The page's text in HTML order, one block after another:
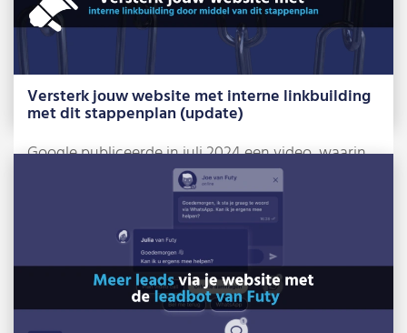
Versterk jouw website met interne linkbuilding
met dit stappenplan (update)
Google publiceerde in juli 2024 een video, waarin
ze een aantal belangrijke tips geven […]